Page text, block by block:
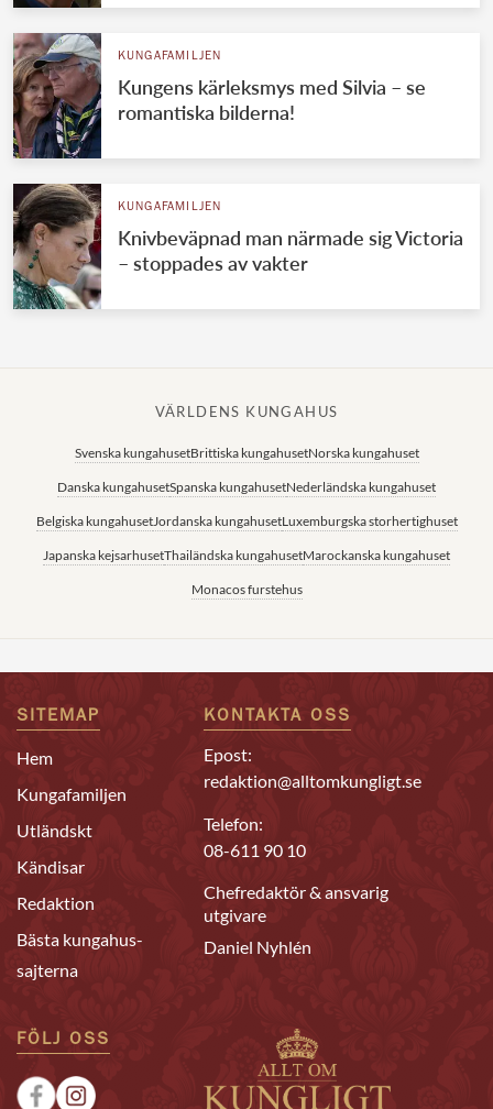
KUNGAFAMILJEN
Kungens kärleksmys med Silvia – se
romantiska bilderna!
KUNGAFAMILJEN
Knivbeväpnad man närmade sig Victoria
– stoppades av vakter
VÄRLDENS KUNGAHUS
Svenska kungahusetBrittiska kungahusetNorska kungahuset
Danska kungahusetSpanska kungahusetNederländska kungahuset
Belgiska kungahusetJordanska kungahusetLuxemburgska storhertighuset
Japanska kejsarhusetThailändska kungahusetMarockanska kungahuset
Monacos furstehus
SITEMAP
Hem
Kungafamiljen
Utländskt
Kändisar
Redaktion
Bästa kungahus-
sajterna
KONTAKTA OSS
Epost:
redaktion@alltomkungligt.se
Telefon:
08-611 90 10
Chefredaktör & ansvarig
utgivare
Daniel Nyhlén
FÖLJ OSS